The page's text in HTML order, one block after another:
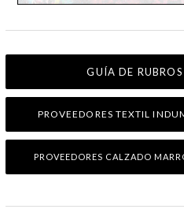
GUÍA DE RUBROS
PROVEEDORES TEXTIL
PROVEEDORES CALZADO